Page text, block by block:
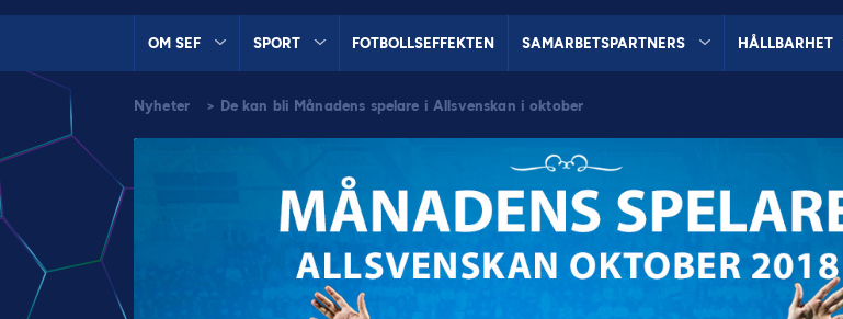
OM SEF SPORT FOTBOLLSEFFEKTEN SAMARBETSPARTNERS HÅLLBARHET
Nyheter > De kan bli Månadens spelare i Allsvenskan i oktober